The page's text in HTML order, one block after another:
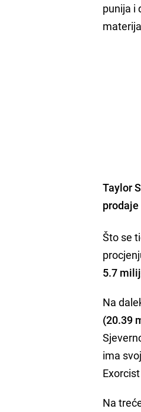
punija i
Taylor
Što se
5.7
Na
(20.39
ima
Na